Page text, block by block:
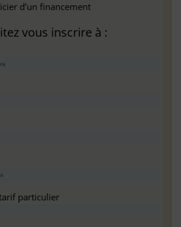
d’un financement
vous inscrire à :
particulier